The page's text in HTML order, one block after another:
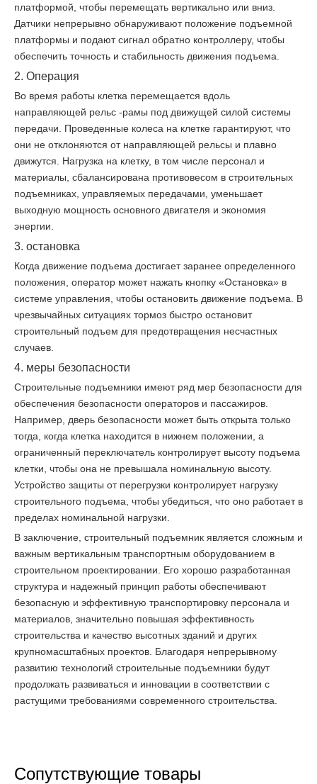
платформой, чтобы перемещать вертикально или вниз.
Датчики непрерывно обнаруживают положение подъемной
платформы и подают сигнал обратно контроллеру, чтобы
обеспечить точность и стабильность движения подъема.
2. Операция
Во время работы клетка перемещается вдоль
направляющей рельс -рамы под движущей силой системы
передачи. Проведенные колеса на клетке гарантируют, что
они не отклоняются от направляющей рельсы и плавно
движутся. Нагрузка на клетку, в том числе персонал и
материалы, сбалансирована противовесом в строительных
подъемниках, управляемых передачами, уменьшает
выходную мощность основного двигателя и экономия
энергии.
3. остановка
Когда движение подъема достигает заранее определенного
положения, оператор может нажать кнопку «Остановка» в
системе управления, чтобы остановить движение подъема. В
чрезвычайных ситуациях тормоз быстро остановит
строительный подъем для предотвращения несчастных
случаев.
4. меры безопасности
Строительные подъемники имеют ряд мер безопасности для
обеспечения безопасности операторов и пассажиров.
Например, дверь безопасности может быть открыта только
тогда, когда клетка находится в нижнем положении, а
ограниченный переключатель контролирует высоту подъема
клетки, чтобы она не превышала номинальную высоту.
Устройство защиты от перегрузки контролирует нагрузку
строительного подъема, чтобы убедиться, что оно работает в
пределах номинальной нагрузки.
В заключение, строительный подъемник является сложным и
важным вертикальным транспортным оборудованием в
строительном проектировании. Его хорошо разработанная
структура и надежный принцип работы обеспечивают
безопасную и эффективную транспортировку персонала и
материалов, значительно повышая эффективность
строительства и качество высотных зданий и других
крупномасштабных проектов. Благодаря непрерывному
развитию технологий строительные подъемники будут
продолжать развиваться и инновации в соответствии с
растущими требованиями современного строительства.
Сопутствующие товары